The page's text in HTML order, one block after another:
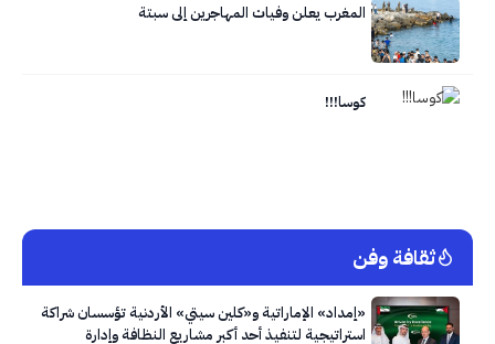
المغرب يعلن وفيات المهاجرين إلى سبتة
كوسا!!!
ثقافة وفن
«إمداد» الإماراتية و«كلين سيتي» الأردنية تؤسسان شراكة
استراتيجية لتنفيذ أحد أكبر مشاريع النظافة وإدارة